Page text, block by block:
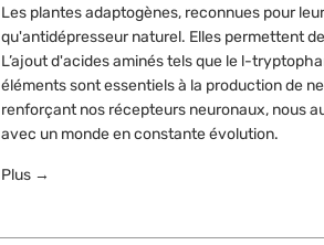
Les plantes adaptogènes, reconnues pour
qu'antidépresseur naturel. Elles permettent
L’ajout d'acides aminés tels que le l-
éléments sont essentiels à la production de
renforçant nos récepteurs neuronaux, nous
avec un monde en constante évolution.
Plus →